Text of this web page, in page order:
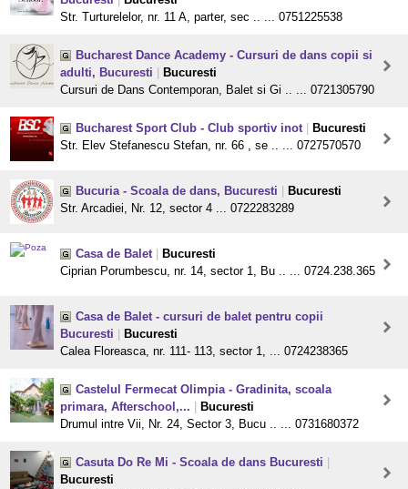
Str. Turturelelor, nr. 11 A, parter, sec .. ... 0751225538
Bucharest Dance Academy - Cursuri de dans copii si
adulti, Bucuresti
Bucuresti
Cursuri de Dans Contemporan, Balet si Gi .. ... 0721305790
Bucharest Sport Club - Club sportiv inot
Bucuresti
Str. Elev Stefanescu Stefan, nr. 66 , se .. ... 0727570570
Bucuria - Scoala de dans, Bucuresti
Bucuresti
Str. Arcadiei, Nr. 12, sector 4 ... 0722283289
Casa de Balet
Bucuresti
Ciprian Porumbescu, nr. 14, sector 1, Bu .. ... 0724.238.365
Casa de Balet - cursuri de balet pentru copii
Bucuresti
Bucuresti
Calea Floreasca, nr. 111- 113, sector 1, ... 0724238365
Castelul Fermecat Olimpia - Gradinita, scoala
primara, Afterschool,...
Bucuresti
Drumul intre Vii, Nr. 24, Sector 3, Bucu .. ... 0731680372
Casuta Do Re Mi - Scoala de dans Bucuresti
Bucuresti